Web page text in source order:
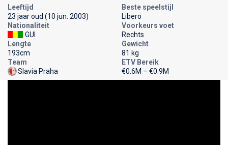
Leeftijd
23 jaar oud (10 jun. 2003)
Beste speelstijl
Libero
Nationaliteit
GUI
Voorkeurs voet
Rechts
Lengte
193cm
Gewicht
81 kg
Team
Slavia Praha
ETV Bereik
€0.6M – €0.9M